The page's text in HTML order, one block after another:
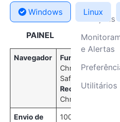
Erros e
Soluções
e Alertas
Utilitários
Windows
Linux
PAINEL
Navegador
Funciona:
Chrome, Edge,
Safari, Firefox.
Recomendamos:
Chrome.
Envio de
100 por dia, por